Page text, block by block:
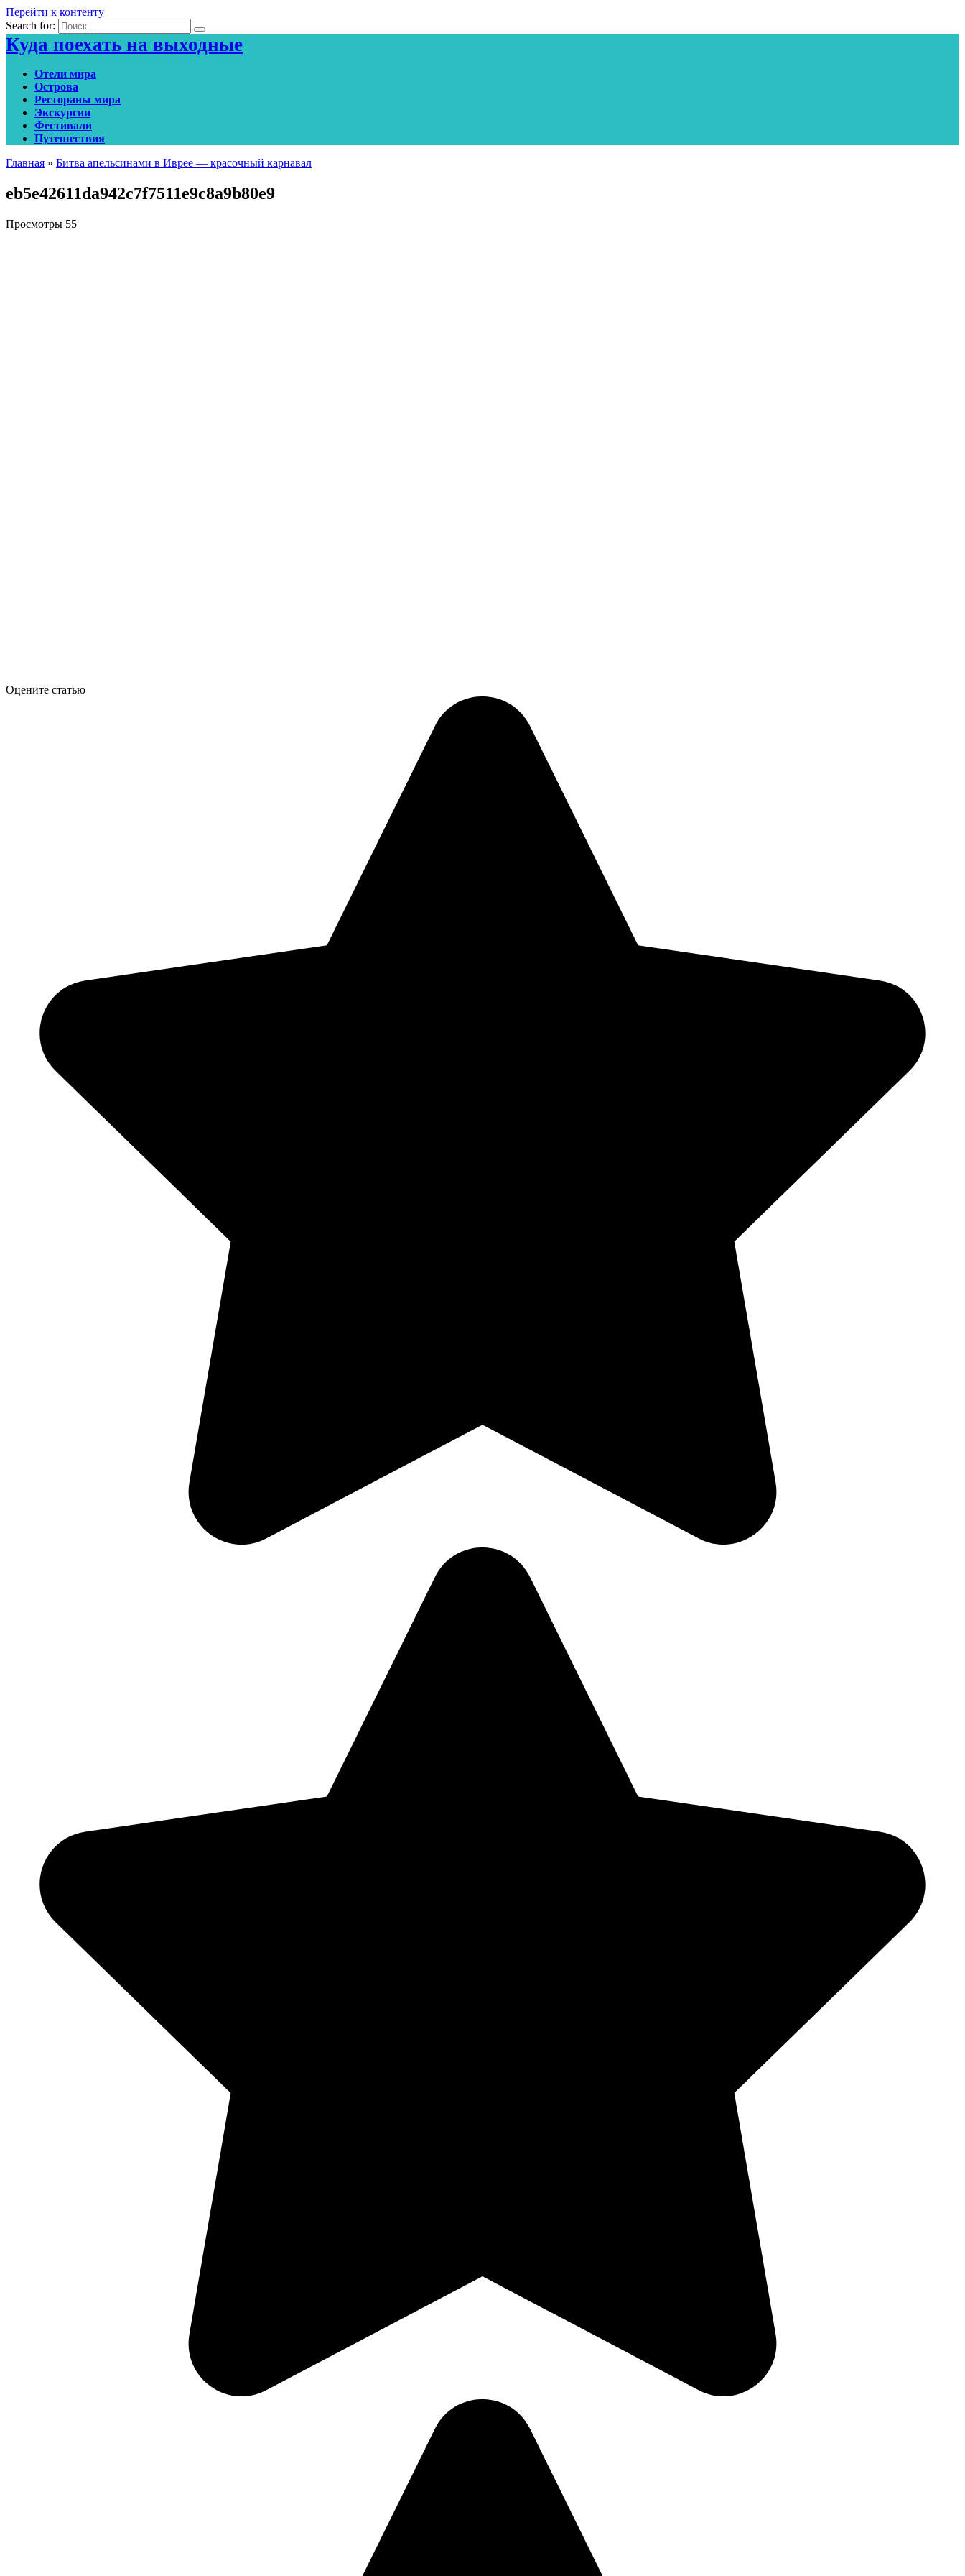
Перейти к контенту
Search for:
Куда поехать на выходные
Отели мира
Острова
Рестораны мира
Экскурсии
Фестивали
Путешествия
Главная » Битва апельсинами в Иврее — красочный карнавал
eb5e42611da942c7f7511e9c8a9b80e9
Просмотры 55
Оцените статью